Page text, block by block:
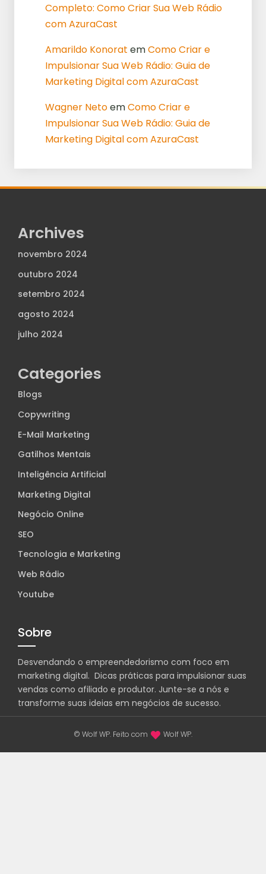
Completo: Como Criar Sua Web Rádio
com AzuraCast
Amarildo Konorat emComo Criar e
Impulsionar Sua Web Rádio: Guia de
Marketing Digital com AzuraCast
Wagner NetoemComo Criar e
Impulsionar Sua Web Rádio: Guia de
Marketing Digital com AzuraCast
Archives
novembro 2024
outubro 2024
setembro 2024
agosto 2024
julho 2024
Categories
Blogs
Copywriting
E-Mail Marketing
Gatilhos Mentais
Inteligência Artificial
Marketing Digital
Negócio Online
SEO
Tecnologia e Marketing
Web Rádio
Youtube
Sobre
Desvendando o empreendedorismo com foco em
marketing digital. Dicas práticas para impulsionar suas
vendas como afiliado e produtor. Junte-se a nós e
transforme suas ideias em negócios de sucesso.
© Wolf WP. Feito com Wolf WP.